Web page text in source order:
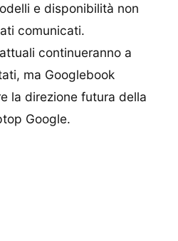
e disponibilità non
comunicati.
continueranno a
ma Googlebook
la direzione futura della
Google.